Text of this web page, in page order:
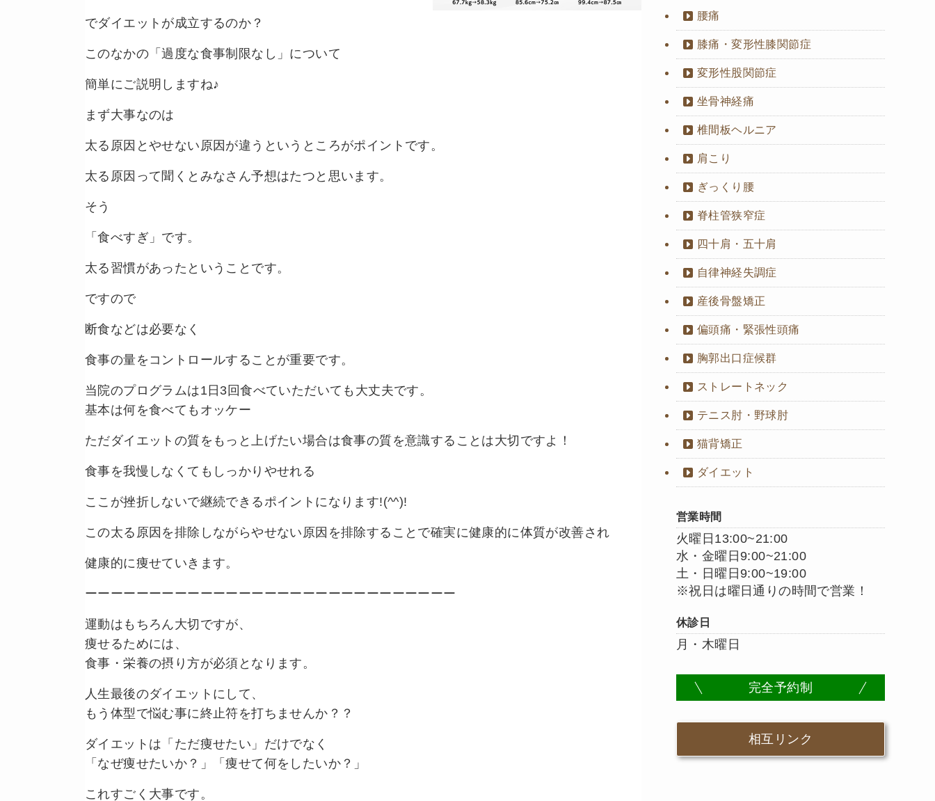
でダイエットが成立するのか？
このなかの「過度な食事制限なし」について
簡単にご説明しますね♪
まず大事なのは
太る原因とやせない原因が違うというところがポイントです。
太る原因って聞くとみなさん予想はたつと思います。
そう
「食べすぎ」です。
太る習慣があったということです。
ですので
断食などは必要なく
食事の量をコントロールすることが重要です。
当院のプログラムは1日3回食べていただいても大丈夫です。
基本は何を食べてもオッケー
ただダイエットの質をもっと上げたい場合は食事の質を意識することは大切ですよ！
食事を我慢しなくてもしっかりやせれる
ここが挫折しないで継続できるポイントになります!(^^)!
この太る原因を排除しながらやせない原因を排除することで確実に健康的に体質が改善され
健康的に痩せていきます。
ーーーーーーーーーーーーーーーーーーーーーーーーーーーーー
運動はもちろん大切ですが、
痩せるためには、
食事・栄養の摂り方が必須となります。
人生最後のダイエットにして、
もう体型で悩む事に終止符を打ちませんか？？
ダイエットは「ただ痩せたい」だけでなく
「なぜ痩せたいか？」「痩せて何をしたいか？」
これすごく大事です。
腰痛
膝痛・変形性膝関節症
変形性股関節症
坐骨神経痛
椎間板ヘルニア
肩こり
ぎっくり腰
脊柱管狭窄症
四十肩・五十肩
自律神経失調症
産後骨盤矯正
偏頭痛・緊張性頭痛
胸郭出口症候群
ストレートネック
テニス肘・野球肘
猫背矯正
ダイエット
営業時間
火曜日13:00~21:00
水・金曜日9:00~21:00
土・日曜日9:00~19:00
※祝日は曜日通りの時間で営業！
休診日
月・木曜日
完全予約制
相互リンク